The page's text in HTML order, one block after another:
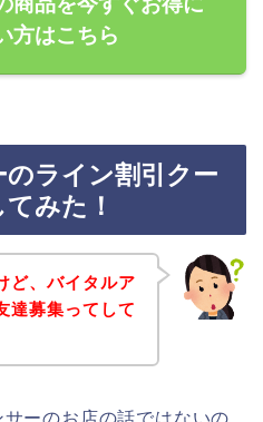
方はこちら
ライン割引クー
みた！
ど、バイタルア
達募集ってして
ーのお店の話ではないの